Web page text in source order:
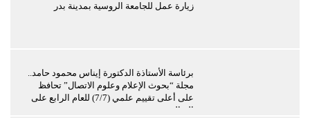
زيارة عمل للجامعة الروسية بمدينة بدر
برئاسة الأستاذة الدكتورة إيناس محمود حامد..
مجلة “بحوث الإعلام وعلوم الاتصال” تحافظ
على أعلى تقييم علمي (7/7) للعام الرابع على
التوالي